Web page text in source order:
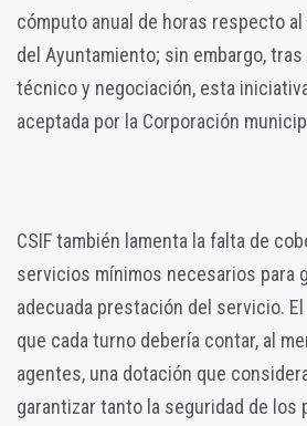
cómputo anual de horas respecto
del Ayuntamiento; sin embargo,
técnico y negociación, esta
aceptada por la Corporación
CSIF también lamenta la falta de
servicios mínimos necesarios para
adecuada prestación del servicio.
que cada turno debería contar, al
agentes, una dotación que
garantizar tanto la seguridad de los